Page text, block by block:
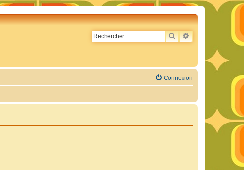
RECHERCHER
RECHERCHE
Connexion